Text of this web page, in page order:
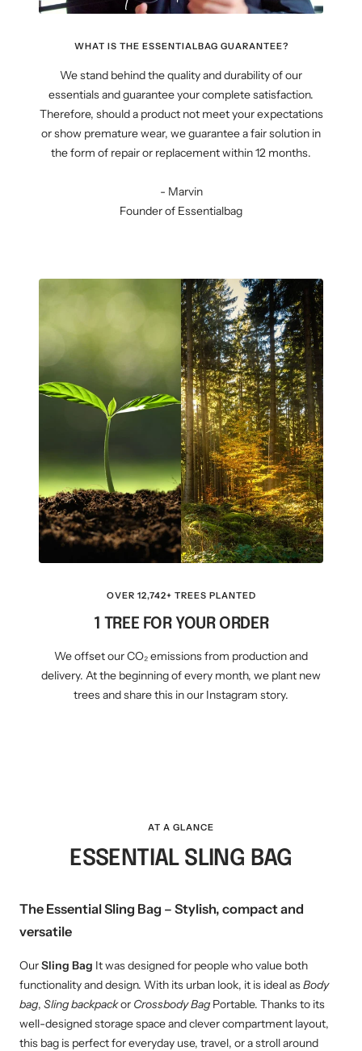
WHAT IS THE ESSENTIALBAG GUARANTEE?
We stand behind the quality and durability of our
essentials and guarantee your complete satisfaction.
Therefore, should a product not meet your expectations
or show premature wear, we guarantee a fair solution in
the form of repair or replacement within 12 months.
- Marvin
Founder of Essentialbag
OVER 12,742+ TREES PLANTED
1 TREE FOR YOUR ORDER
We offset our CO₂ emissions from production and
delivery. At the beginning of every month, we plant new
trees and share this in our Instagram story.
AT A GLANCE
ESSENTIAL SLING BAG
The Essential Sling Bag – Stylish, compact and
versatile
OurSling Bag It was designed for people who value both
functionality and design. With its urban look, it is ideal asBody
bag, Sling backpackor Crossbody Bag Portable. Thanks to its
well-designed storage space and clever compartment layout,
this bag is perfect for everyday use, travel, or a stroll around